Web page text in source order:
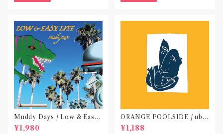
Muddy Days / Low & Easy
Life〝東京〟
¥1,980
ORANGE POOLSIDE / ubu
(CD作品)〝神奈川・厚木〟
¥1,188